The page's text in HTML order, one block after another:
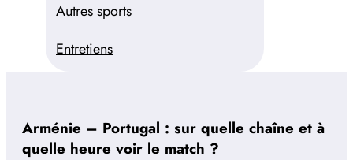
Autres sports
Entretiens
Arménie – Portugal : sur quelle chaîne et à
quelle heure voir le match ?